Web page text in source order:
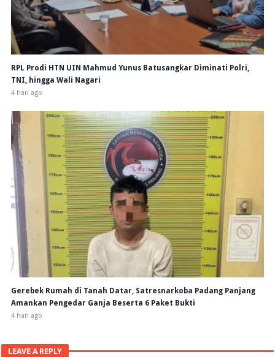
RPL Prodi HTN UIN Mahmud Yunus Batusangkar Diminati Polri,
TNI, hingga Wali Nagari
4 hari ago
Gerebek Rumah di Tanah Datar, Satresnarkoba Padang Panjang
Amankan Pengedar Ganja Beserta 6 Paket Bukti
4 hari ago
LEAVE A REPLY